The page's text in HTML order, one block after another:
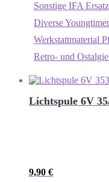
Sonstige IFA
Diverse Youngtimer
Werkstattmaterial
Retro- und
Lichtspule 6V
9,90 €